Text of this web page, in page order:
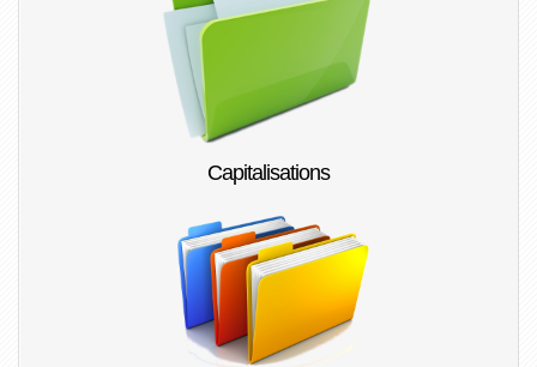
Capitalisations